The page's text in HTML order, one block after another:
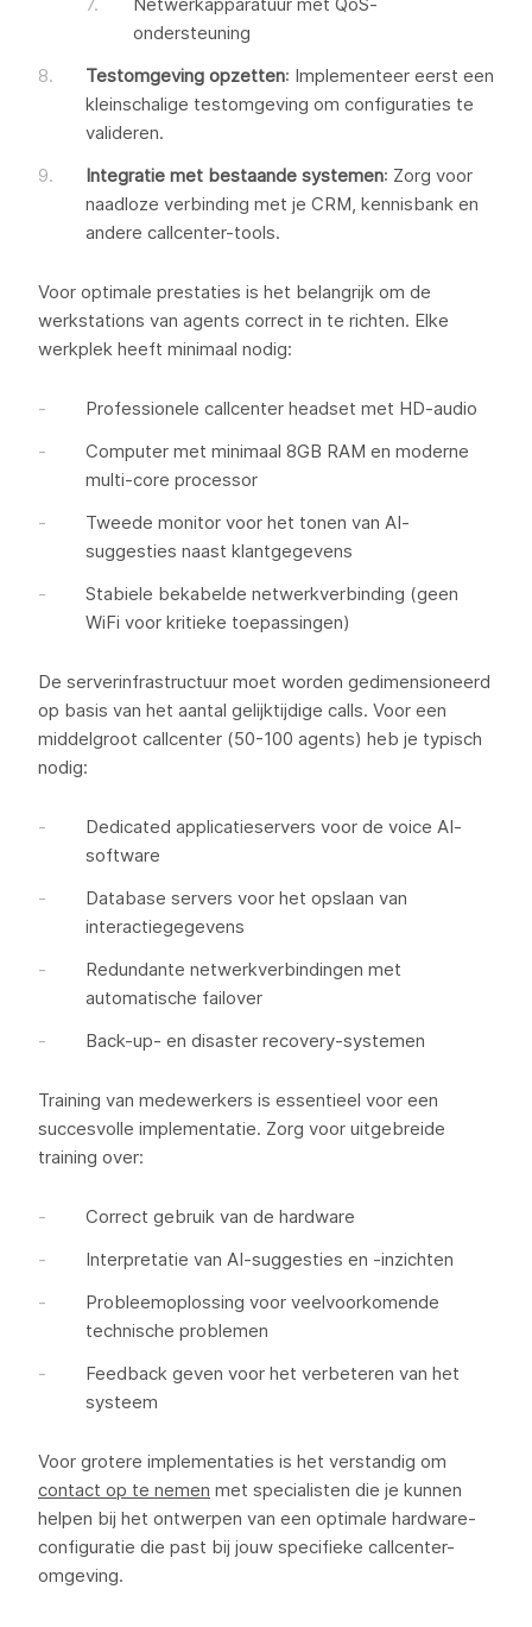
ondersteuning
Testomgeving opzetten: Implementeer eerst een
kleinschalige testomgeving om configuraties te
valideren.
Integratie met bestaande systemen: Zorg voor
naadloze verbinding met je CRM, kennisbank en
andere callcenter-tools.
Voor optimale prestaties is het belangrijk om de
werkstations van agents correct in te richten. Elke
werkplek heeft minimaal nodig:
Professionele callcenter headset met HD-audio
Computer met minimaal 8GB RAM en moderne
multi-core processor
Tweede monitor voor het tonen van AI-
suggesties naast klantgegevens
Stabiele bekabelde netwerkverbinding (geen
WiFi voor kritieke toepassingen)
De serverinfrastructuur moet worden gedimensioneerd
op basis van het aantal gelijktijdige calls. Voor een
middelgroot callcenter (50-100 agents) heb je typisch
nodig:
Dedicated applicatieservers voor de voice AI-
software
Database servers voor het opslaan van
interactiegegevens
Redundante netwerkverbindingen met
automatische failover
Back-up- en disaster recovery-systemen
Training van medewerkers is essentieel voor een
succesvolle implementatie. Zorg voor uitgebreide
training over:
Correct gebruik van de hardware
Interpretatie van AI-suggesties en -inzichten
Probleemoplossing voor veelvoorkomende
technische problemen
Feedback geven voor het verbeteren van het
systeem
Voor grotere implementaties is het verstandig om
contact op te nemen met specialisten die je kunnen
helpen bij het ontwerpen van een optimale hardware-
configuratie die past bij jouw specifieke callcenter-
omgeving.